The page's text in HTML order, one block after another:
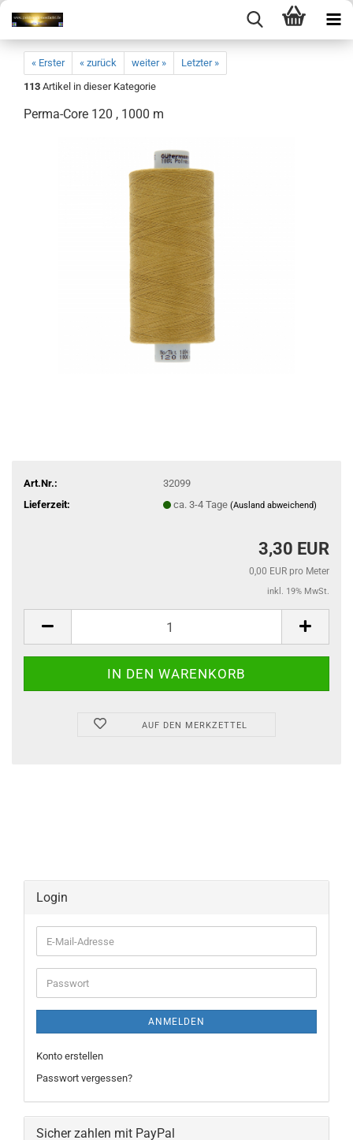
« Erster « zurück weiter »
Letzter »
113 Artikel in dieser Kategorie
Perma-Core 120 , 1000 m
Art.Nr.:
32099
Lieferzeit:
ca. 3-4 Tage (Ausland abweichend)
3,30 EUR
0,00 EUR pro Meter
inkl. 19% MwSt.
AUF DEN MERKZETTEL
Login
E-
Mail-
Adresse
Passwort
ANMELDEN
Konto erstellen
Passwort vergessen?
Sicher zahlen mit PayPal